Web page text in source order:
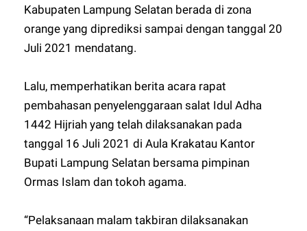
Kabupaten Lampung Selatan berada di zona
orange yang diprediksi sampai dengan tanggal 20
Juli 2021 mendatang.
Lalu, memperhatikan berita acara rapat
pembahasan penyelenggaraan salat Idul Adha
1442 Hijriah yang telah dilaksanakan pada
tanggal 16 Juli 2021 di Aula Krakatau Kantor
Bupati Lampung Selatan bersama pimpinan
Ormas Islam dan tokoh agama.
“Pelaksanaan malam takbiran dilaksanakan